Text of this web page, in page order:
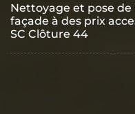
Nettoyage et pose
façade à des prix
SC Clôture 44